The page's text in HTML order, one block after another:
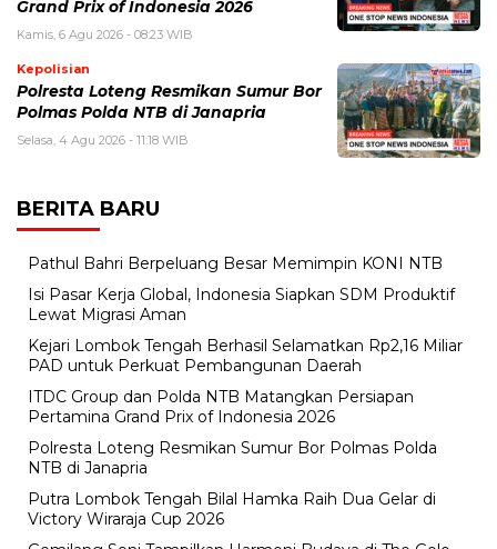
Grand Prix of Indonesia 2026
Kamis, 6 Agu 2026 - 08:23 WIB
Kepolisian
Polresta Loteng Resmikan Sumur Bor
Polmas Polda NTB di Janapria
Selasa, 4 Agu 2026 - 11:18 WIB
BERITA BARU
Pathul Bahri Berpeluang Besar Memimpin KONI NTB
​Isi Pasar Kerja Global, Indonesia Siapkan SDM Produktif
Lewat Migrasi Aman
Kejari Lombok Tengah Berhasil Selamatkan Rp2,16 Miliar
PAD untuk Perkuat Pembangunan Daerah
ITDC Group dan Polda NTB Matangkan Persiapan
Pertamina Grand Prix of Indonesia 2026
Polresta Loteng Resmikan Sumur Bor Polmas Polda
NTB di Janapria
Putra Lombok Tengah Bilal Hamka Raih Dua Gelar di
Victory Wiraraja Cup 2026